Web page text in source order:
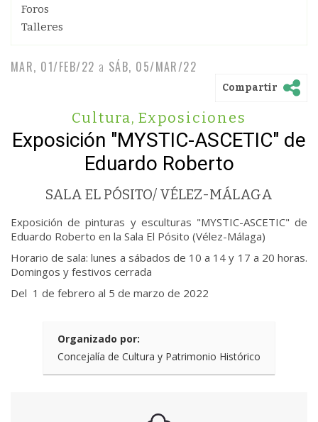
Foros
Talleres
MAR, 01/FEB/22 a SÁB, 05/MAR/22
Compartir
Cultura, Exposiciones
Exposición "MYSTIC-ASCETIC" de
Eduardo Roberto
SALA EL PÓSITO/ VÉLEZ-MÁLAGA
Exposición de pinturas y esculturas "MYSTIC-ASCETIC" de
Eduardo Roberto en la Sala El Pósito (Vélez-Málaga)
Horario de sala: lunes a sábados de 10 a 14 y 17 a 20 horas.
Domingos y festivos cerrada
Del 1 de febrero al 5 de marzo de 2022
Organizado por:
Concejalía de Cultura y Patrimonio Histórico